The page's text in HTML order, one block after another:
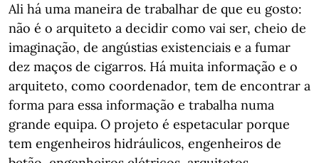
Ali há uma maneira de trabalhar de que eu gosto:
não é o arquiteto a decidir como vai ser, cheio de
imaginação, de angústias existenciais e a fumar
dez maços de cigarros. Há muita informação e o
arquiteto, como coordenador, tem de encontrar a
forma para essa informação e trabalha numa
grande equipa. O projeto é espetacular porque
tem engenheiros hidráulicos, engenheiros de